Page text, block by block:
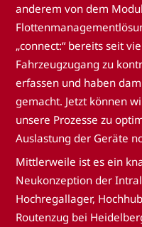
anderem von dem
„connect:“ bereits seit
Fahrzeugzugang zu
erfassen und haben
gemacht. Jetzt können
unsere Prozesse zu
Auslastung der Geräte
Mittlerweile ist es ein
Neukonzeption der
Hochregallager,
Routenzug bei